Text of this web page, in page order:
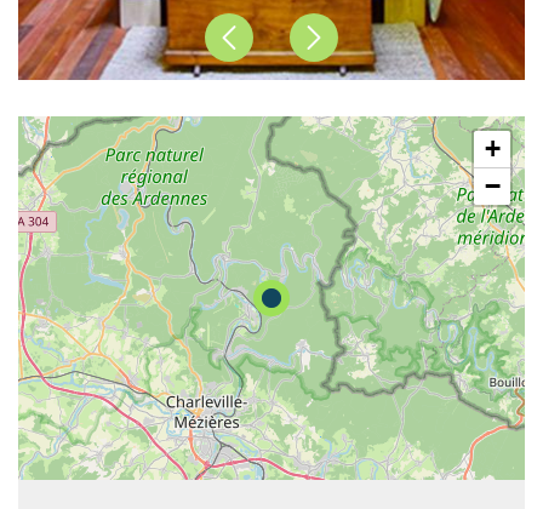
PrécédentSuivant
+
−